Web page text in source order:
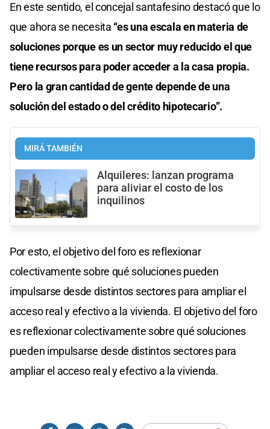
En este sentido, el concejal santafesino destacó que lo
que ahora se necesita “es una escala en materia de
soluciones porque es un sector muy reducido el que
tiene recursos para poder acceder a la casa propia.
Pero la gran cantidad de gente depende de una
solución del estado o del crédito hipotecario”.
MIRÁ TAMBIÉN
Alquileres: lanzan programa
para aliviar el costo de los
inquilinos
Por esto, el objetivo del foro es reflexionar
colectivamente sobre qué soluciones pueden
impulsarse desde distintos sectores para ampliar el
acceso real y efectivo a la vivienda. El objetivo del foro
es reflexionar colectivamente sobre qué soluciones
pueden impulsarse desde distintos sectores para
ampliar el acceso real y efectivo a la vivienda.